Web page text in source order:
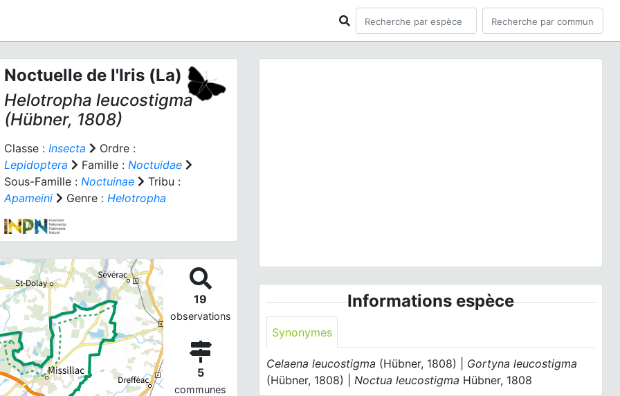
Noctuelle de l'Iris (La)
Helotropha leucostigma
(Hübner, 1808)
Classe : Insecta
Ordre :
Lepidoptera
Famille : Noctuidae
Sous-Famille : Noctuinae
Tribu :
Apameini
Genre : Helotropha
19
observations
5
communes
Informations espèce
Synonymes
Celaena leucostigma (Hübner, 1808) | Gortyna leucostigma
(Hübner, 1808) |Noctua leucostigma Hübner, 1808